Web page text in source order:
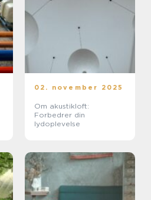
02. november 2025
Om akustikloft:
Forbedrer din
lydoplevelse